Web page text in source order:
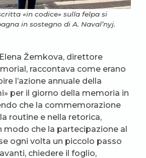
«in codice» sulla felpa si
in sostegno di A. Naval’nyj.
Žemkova, direttore
raccontava come erano
l’azione annuale della
per il giorno della memoria in
che la commemorazione
routine e nella retorica,
modo che la partecipazione al
ogni volta un piccolo passo
chiedere il foglio,